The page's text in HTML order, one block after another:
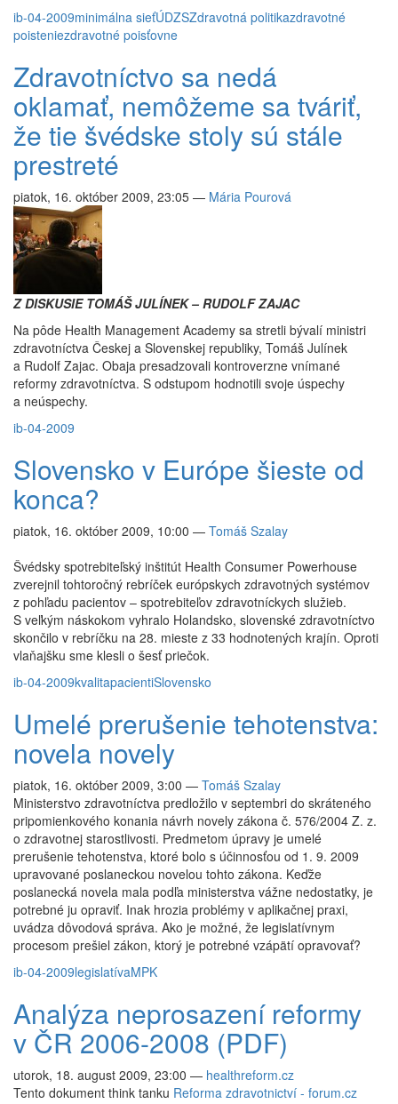
ib-04-2009minimálna sieťÚDZSZdravotná politikazdravotné
poisteniezdravotné poisťovne
Zdravotníctvo sa nedá
oklamať, nemôžeme sa tváriť,
že tie švédske stoly sú stále
prestreté
piatok, 16. október 2009, 23:05 — Mária Pourová
Z DISKUSIE TOMÁŠ JULÍNEK – RUDOLF ZAJAC
Na pôde Health Management Academy sa stretli bývalí ministri
zdravotníctva Českej a Slovenskej republiky, Tomáš Julínek
a Rudolf Zajac. Obaja presadzovali kontroverzne vnímané
reformy zdravotníctva. S odstupom hodnotili svoje úspechy
a neúspechy.
ib-04-2009
Slovensko v Európe šieste od
konca?
piatok, 16. október 2009, 10:00 — Tomáš Szalay
Švédsky spotrebiteľský inštitút Health Consumer Powerhouse
zverejnil tohtoročný rebríček európskych zdravotných systémov
z pohľadu pacientov – spotrebiteľov zdravotníckych služieb.
S veľkým náskokom vyhralo Holandsko, slovenské zdravotníctvo
skončilo v rebríčku na 28. mieste z 33 hodnotených krajín. Oproti
vlaňajšku sme klesli o šesť priečok.
ib-04-2009kvalitapacientiSlovensko
Umelé prerušenie tehotenstva:
novela novely
piatok, 16. október 2009, 3:00 — Tomáš Szalay
Ministerstvo zdravotníctva predložilo v septembri do skráteného
pripomienkového konania návrh novely zákona č. 576/2004 Z. z.
o zdravotnej starostlivosti. Predmetom úpravy je umelé
prerušenie tehotenstva, ktoré bolo s účinnosťou od 1. 9. 2009
upravované poslaneckou novelou tohto zákona. Keďže
poslanecká novela mala podľa ministerstva vážne nedostatky, je
potrebné ju opraviť. Inak hrozia problémy v aplikačnej praxi,
uvádza dôvodová správa. Ako je možné, že legislatívnym
procesom prešiel zákon, ktorý je potrebné vzápätí opravovať?
ib-04-2009legislatívaMPK
Analýza neprosazení reformy
v ČR 2006-2008 (PDF)
utorok, 18. august 2009, 23:00 — healthreform.cz
Tento dokument think tanku Reforma zdravotnictví - forum.cz